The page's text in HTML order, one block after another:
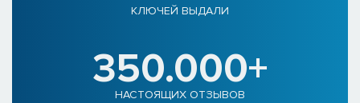
КЛЮЧЕЙ ВЫДАЛИ
350.000+
НАСТОЯЩИХ ОТЗЫВОВ